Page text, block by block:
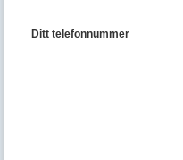
Ditt telefonnummer